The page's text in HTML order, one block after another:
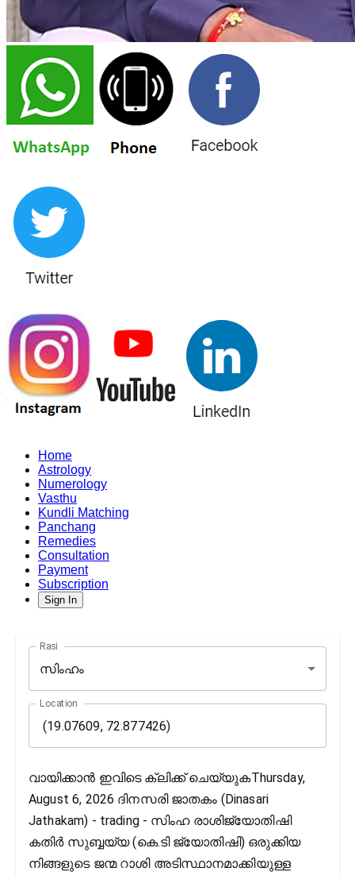
Home
Astrology
Numerology
Vasthu
Kundli Matching
Panchang
Remedies
Consultation
Payment
Subscription
Sign In
Rasi
സിംഹം
Location
വായിക്കാൻ ഇവിടെ ക്ലിക്ക് ചെയ്യുകThursday,
August 6, 2026 ദിനസരി ജാതകം (Dinasari
Jathakam) - trading - സിംഹ രാശിജ്യോതിഷി
കതിര്‍ സുബ്ബയ്യ (കെ.ടി ജ്യോതിഷി) ഒരുക്കിയ
നിങ്ങളുടെ ജന്മ റാശി അടിസ്ഥാനമാക്കിയുള്ള